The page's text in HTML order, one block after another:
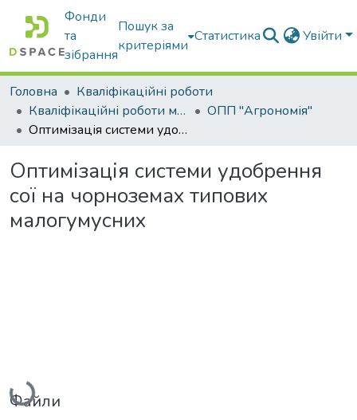
Фонди
та
зібрання
Пошук за
критеріями
Статистика Увійти
Головна
Кваліфікаційні роботи
Кваліфікаційні роботи магістрів
ОПП "Агрономія"
Оптимізація системи удобрення сої на чорноземах типових малогумусних
Оптимізація системи удобрення
сої на чорноземах типових
малогумусних
Вантажиться...
Файли